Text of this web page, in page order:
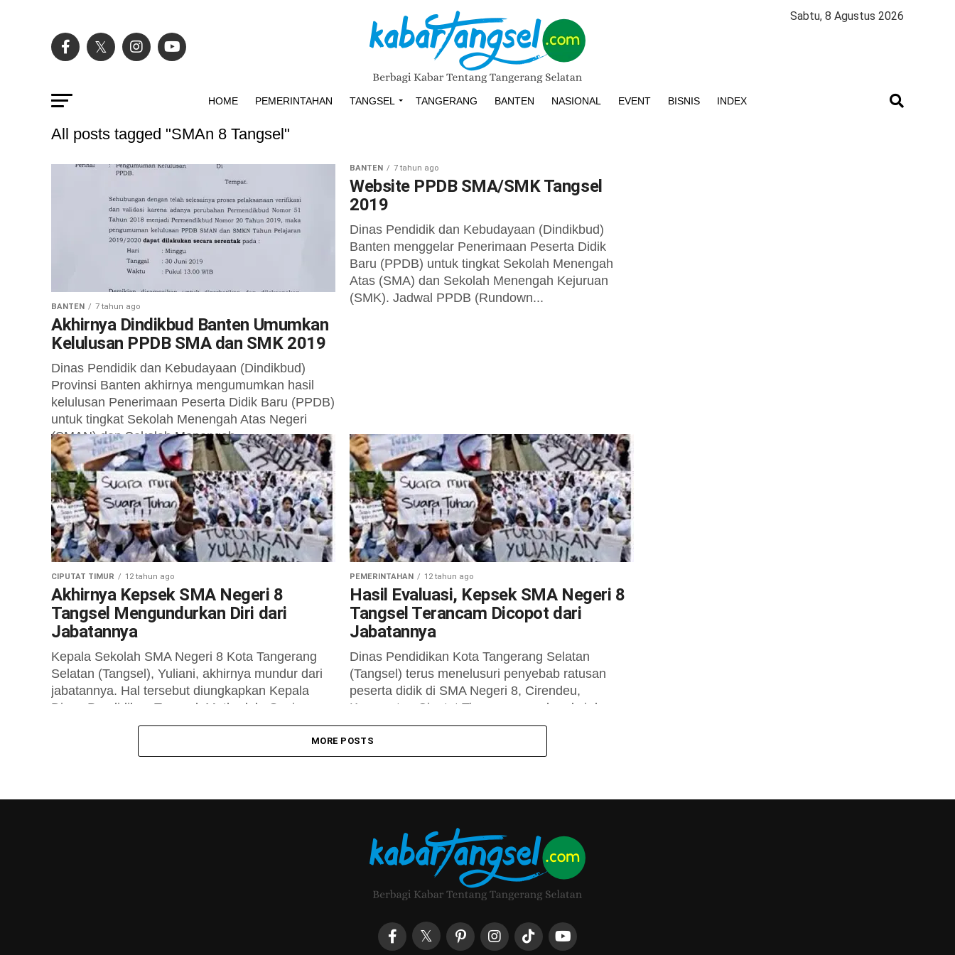
Sabtu, 8 Agustus 2026
HOME PEMERINTAHAN TANGSEL TANGERANG BANTEN NASIONAL EVENT BISNIS INDEX
All posts tagged "SMAn 8 Tangsel"
BANTEN 7 tahun ago
Akhirnya Dindikbud Banten Umumkan
Kelulusan PPDB SMA dan SMK 2019
Dinas Pendidik dan Kebudayaan (Dindikbud)
Provinsi Banten akhirnya mengumumkan hasil
kelulusan Penerimaan Peserta Didik Baru (PPDB)
untuk tingkat Sekolah Menengah Atas Negeri
(SMAN) dan Sekolah Menengah...
BANTEN 7 tahun ago
Website PPDB SMA/SMK Tangsel
2019
Dinas Pendidik dan Kebudayaan (Dindikbud)
Banten menggelar Penerimaan Peserta Didik
Baru (PPDB) untuk tingkat Sekolah Menengah
Atas (SMA) dan Sekolah Menengah Kejuruan
(SMK). Jadwal PPDB (Rundown...
CIPUTAT TIMUR 12 tahun ago
Akhirnya Kepsek SMA Negeri 8
Tangsel Mengundurkan Diri dari
Jabatannya
Kepala Sekolah SMA Negeri 8 Kota Tangerang
Selatan (Tangsel), Yuliani, akhirnya mundur dari
jabatannya. Hal tersebut diungkapkan Kepala
Dinas Pendidikan Tangsel, Mathodah, Senin
(20/10/2014). “Per tanggal...
PEMERINTAHAN 12 tahun ago
Hasil Evaluasi, Kepsek SMA Negeri 8
Tangsel Terancam Dicopot dari
Jabatannya
Dinas Pendidikan Kota Tangerang Selatan
(Tangsel) terus menelusuri penyebab ratusan
peserta didik di SMA Negeri 8, Cirendeu,
Kecamatan Ciputat Timur, menggelar aksi demo.
Mayoritas siswa meminta...
MORE POSTS